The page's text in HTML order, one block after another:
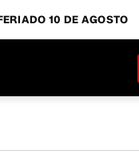
10 DE AGOSTO